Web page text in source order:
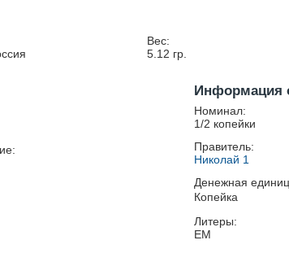
Вес:
5.12 гр.
Информация
Номинал:
1/2 копейки
Правитель:
Николай 1
Денежная
Копейка
Литеры:
ЕМ